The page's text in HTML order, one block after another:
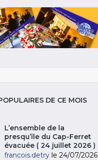
DE CE MOIS
L’ensemble de la
presqu’île du Cap-Ferret
évacuée ( 24 juillet 2026 )
francois.detry le 24/07/2026